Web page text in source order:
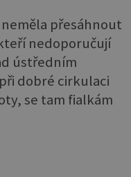
přesáhnout
nedoporučují
ústředním
dobré cirkulaci
se tam fialkám